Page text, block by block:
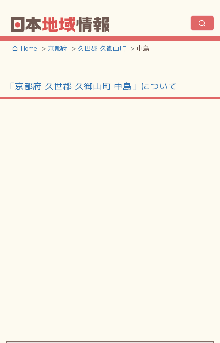
Home 京都府 久世郡 久御山町 中島
「京都府 久世郡 久御山町 中島」について